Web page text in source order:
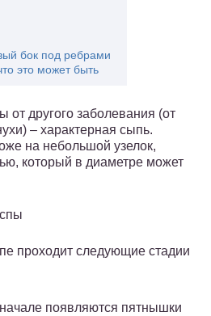
бок под ребрами
это может быть
от другого заболевания (от
– характерная сыпь.
на небольшой узелок,
который в диаметре может
проходит следующие стадии
появляются пятнышки